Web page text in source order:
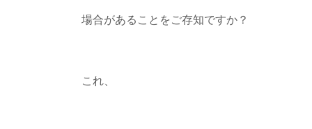
場合があることをご存知ですか？
これ、